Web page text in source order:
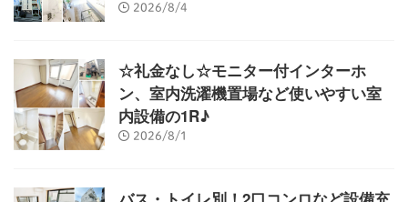
2026/8/4
☆礼金なし☆モニター付インターホ
ン、室内洗濯機置場など使いやすい室
内設備の1R♪
2026/8/1